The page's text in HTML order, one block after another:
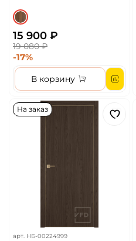
15 900 ₽
19 080 ₽
-17%
В корзину
На заказ
арт. НБ-00224999